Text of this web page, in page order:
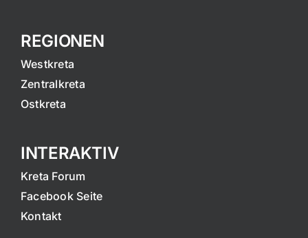
REGIONEN
Westkreta
Zentralkreta
Ostkreta
INTERAKTIV
Kreta Forum
Facebook Seite
Kontakt